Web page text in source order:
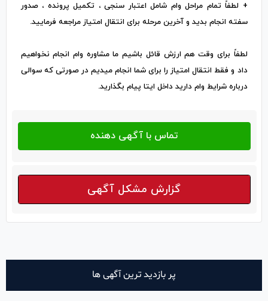
+ لطفاً تمام مراحل وام شامل اعتبار سنجی ، تکمیل پرونده ، صدور
سفته انجام بدید و آخرین مرحله برای انتقال امتیاز مراجعه فرمایید.
لطفاً برای وقت هم ارزش قائل باشیم ما مشاوره وام انجام نخواهیم
داد و فقط انتقال امتیاز را برای شما انجام میدیم در صورتی که سوالی
درباره شرایط وام دارید داخل ایتا پیام بگذارید.
گزارش مشکل آگهی
پر بازدید ترین آگهی ها